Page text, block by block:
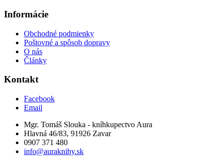
Informácie
Obchodné podmienky
Poštovné a spôsob dopravy
O nás
Články
Kontakt
Facebook
Email
Mgr. Tomáš Slouka - kníhkupectvo Aura
Hlavná 46/83, 91926 Zavar
0907 371 480
info@auraknihy.sk